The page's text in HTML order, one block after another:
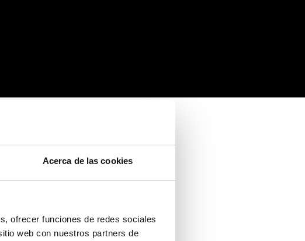
Acerca de las cookies
ofrecer funciones de redes sociales
web con nuestros partners de